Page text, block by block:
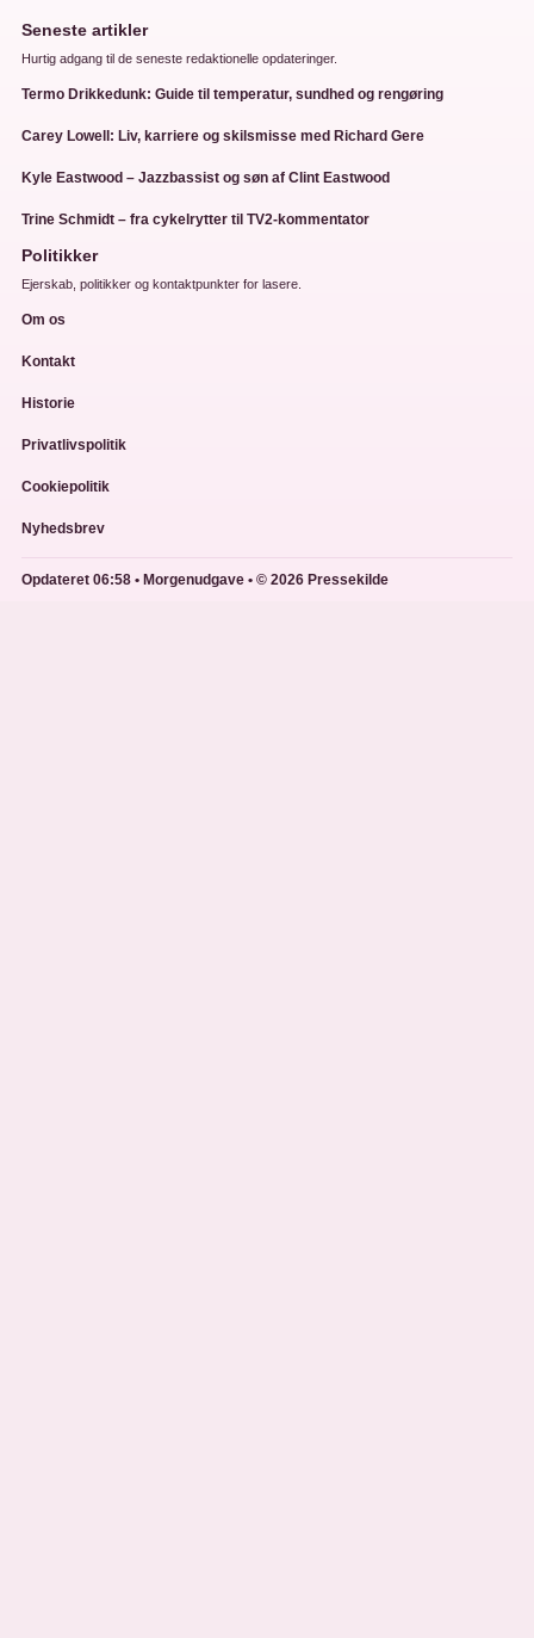
Seneste artikler
Hurtig adgang til de seneste redaktionelle opdateringer.
Termo Drikkedunk: Guide til temperatur, sundhed og rengøring
Carey Lowell: Liv, karriere og skilsmisse med Richard Gere
Kyle Eastwood – Jazzbassist og søn af Clint Eastwood
Trine Schmidt – fra cykelrytter til TV2-kommentator
Politikker
Ejerskab, politikker og kontaktpunkter for lasere.
Om os
Kontakt
Historie
Privatlivspolitik
Cookiepolitik
Nyhedsbrev
Opdateret 06:58 • Morgenudgave • © 2026 Pressekilde